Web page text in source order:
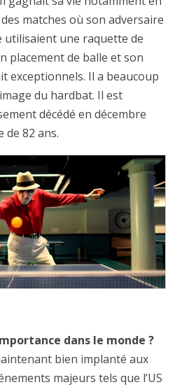
matches où son adversaire
utilisaient une raquette de
placement de balle et son
exceptionnels. Il a beaucoup
du hardbat. Il est
décédé en décembre
de 82 ans.
dans le monde ?
bien implanté aux
majeurs tels que l’US